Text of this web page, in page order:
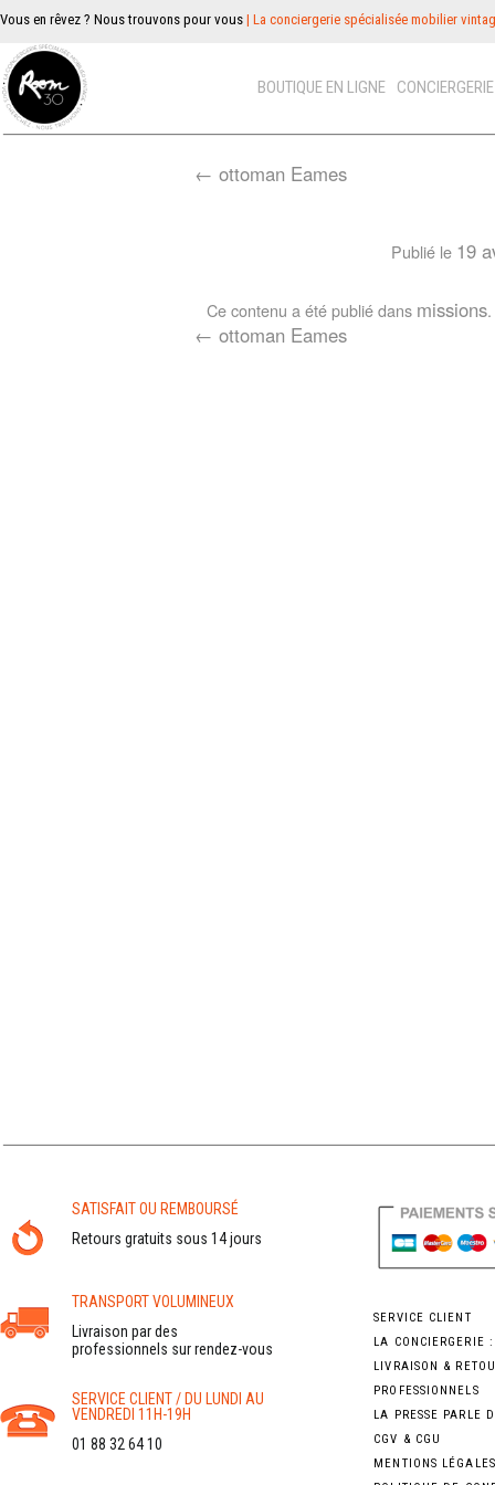
Vous en rêvez ? Nous trouvons pour vous | La conciergerie spécialisée mobilier
BOUTIQUE EN LIGNE
← ottoman Eames
Publié le 19
Ce contenu a été publié dans missions.
← ottoman Eames
SATISFAIT OU REMBOURSÉ
Retours gratuits sous 14 jours
TRANSPORT VOLUMINEUX
Livraison par des
professionnels sur rendez-vous
SERVICE CLIENT / DU LUNDI AU
VENDREDI 11H-19H
01 88 32 64 10
SERVICE CLIENT
LA CONCIERGERIE
LIVRAISON &
PROFESSIONNELS
LA PRESSE PARLE
CGV & CGU
MENTIONS LÉGALES